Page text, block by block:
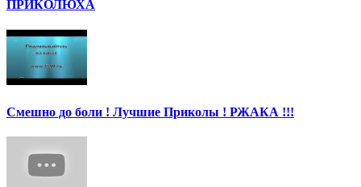
ПРИКОЛЮХА
Смешно до боли ! Лучшие Приколы ! РЖАКА !!!